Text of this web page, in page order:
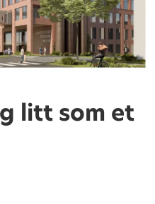
litt som et